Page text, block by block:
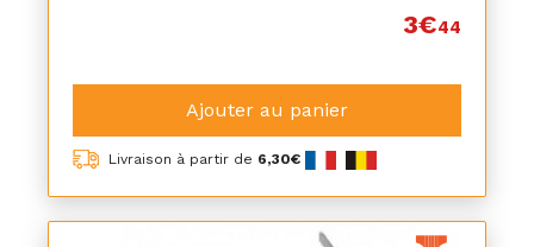
3€44
Ajouter au panier
Livraison à partir de 6,30€